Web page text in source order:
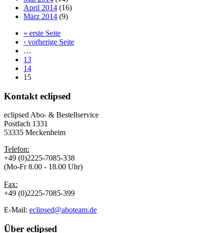
April 2014 (16)
März 2014 (9)
« erste Seite
‹ vorherige Seite
…
13
14
15
Kontakt eclipsed
eclipsed Abo- & Bestellservice
Postfach 1331
53335 Meckenheim
Telefon:
+49 (0)2225-7085-338
(Mo-Fr 8.00 - 18.00 Uhr)
Fax:
+49 (0)2225-7085-399
E-Mail: eclipsed@aboteam.de
Über eclipsed